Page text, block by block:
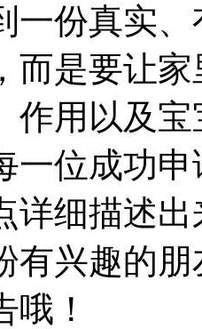
一份真实
而是要让
作用以及
一位成功
详细描述
有兴趣的
！